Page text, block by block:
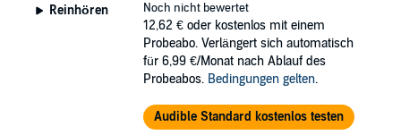
Reinhören
Noch nicht bewertet
12,62 € oder kostenlos mit einem
Probeabo. Verlängert sich automatisch
für 6,99 €/Monat nach Ablauf des
Probeabos. Bedingungen gelten.
Audible Standard kostenlos testen